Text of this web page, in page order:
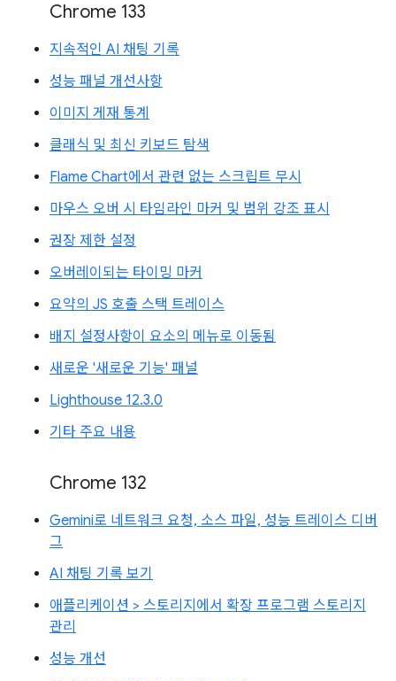
Chrome 133
지속적인 AI 채팅 기록
성능 패널 개선사항
이미지 게재 통계
클래식 및 최신 키보드 탐색
Flame Chart에서 관련 없는 스크립트 무시
마우스 오버 시 타임라인 마커 및 범위 강조 표시
권장 제한 설정
오버레이되는 타이밍 마커
요약의 JS 호출 스택 트레이스
배지 설정사항이 요소의 메뉴로 이동됨
새로운 '새로운 기능' 패널
Lighthouse 12.3.0
기타 주요 내용
Chrome 132
Gemini로 네트워크 요청, 소스 파일, 성능 트레이스 디버
그
AI 채팅 기록 보기
애플리케이션 > 스토리지에서 확장 프로그램 스토리지
관리
성능 개선